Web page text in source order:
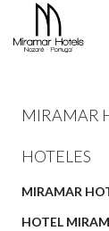
MIRAMAR
HOTELES
MIRAMAR
HOTEL